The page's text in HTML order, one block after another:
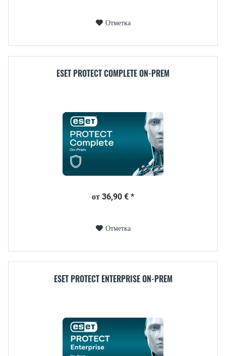
Отметка
ESET PROTECT COMPLETE ON-PREM
от 36,90 € *
Отметка
ESET PROTECT ENTERPRISE ON-PREM